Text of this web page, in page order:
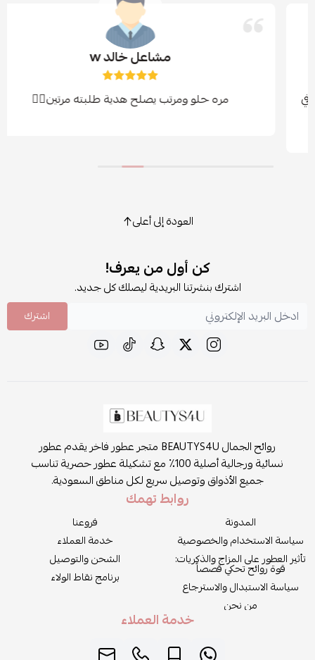
مشاعل خالد w
مره حلو ومرتب يصلح هدية طلبته مرتين👍🏻
العودة إلى أعلى
كن أول من يعرف!
اشترك بنشرتنا البريدية ليصلك كل جديد.
اشترك
روائح الجمال BEAUTYS4U متجر عطور فاخر يقدم عطور
نسائية ورجالية أصلية 100٪ مع تشكيلة عطور حصرية تناسب
جميع الأذواق وتوصيل سريع لكل مناطق السعودية.
روابط تهمك
المدونة
سياسة الاستخدام والخصوصية
تأثير العطور على المزاج والذكريات:
قوة روائح تحكي قصصاً
سياسة الاستبدال والاسترجاع
من نحن
فروعنا
خدمة العملاء
الشحن والتوصيل
برنامج نقاط الولاء
خدمة العملاء